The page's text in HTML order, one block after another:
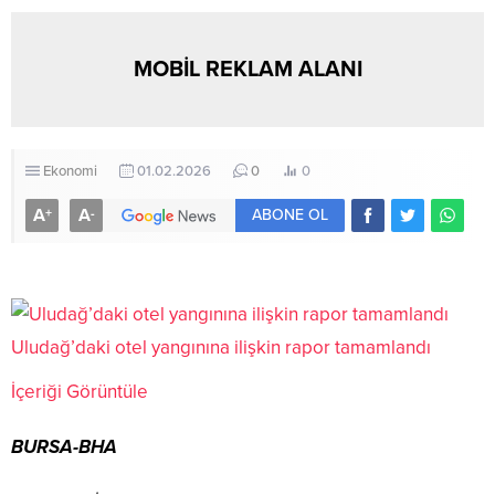
MOBİL REKLAM ALANI
Ekonomi 01.02.2026 0 0
A+ A- ABONE OL
Uludağ’daki otel yangınına ilişkin rapor tamamlandı
İçeriği Görüntüle
BURSA-BHA